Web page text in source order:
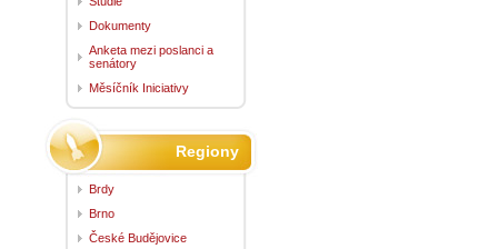
Dokumenty
Anketa mezi poslanci a
senátory
Měsíčník Iniciativy
Regiony
Brdy
Brno
České Budějovice